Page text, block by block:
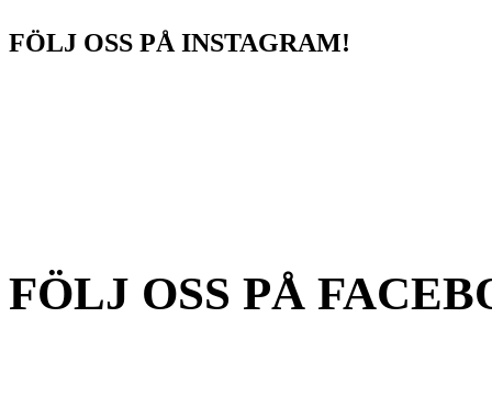
FÖLJ OSS PÅ INSTAGRAM!
FÖLJ OSS PÅ